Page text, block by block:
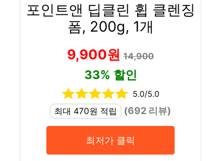
포인트앤 딥클린 휩 클렌징
폼, 200g, 1개
9,900원 14,900
33% 할인
5.0/5.0
최대 470원 적립
(692 리뷰)
최저가 클릭